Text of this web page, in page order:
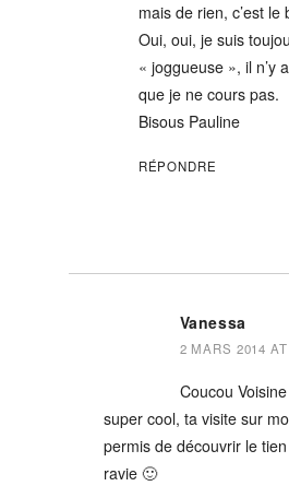
mais de rien, c’est le
Oui, oui, je suis
« joggueuse », il n’y
que je ne cours pas.
Bisous Pauline
RÉPONDRE
Vanessa
2 MARS 2014
Coucou
super cool, ta visite sur
permis de découvrir le tien
ravie 🙂